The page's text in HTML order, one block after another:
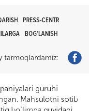
PRESS-CENTR
BOG’LANISH
tarmoqlardamiz:
guruhi
Mahsulotni sotib